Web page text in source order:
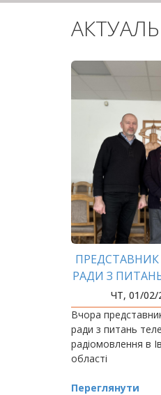
РАДИ З
ЧТ, 01/02/
Вчора
ради з питань
радіомовлення в
області
Переглянути